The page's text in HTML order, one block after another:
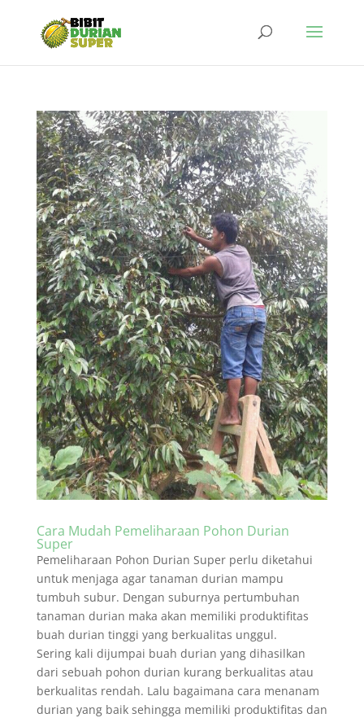
Cara Mudah Pemeliharaan Pohon Durian
Super
Pemeliharaan Pohon Durian Super perlu diketahui
untuk menjaga agar tanaman durian mampu
tumbuh subur. Dengan suburnya pertumbuhan
tanaman durian maka akan memiliki produktifitas
buah durian tinggi yang berkualitas unggul.
Sering kali dijumpai buah durian yang dihasilkan
dari sebuah pohon durian kurang berkualitas atau
berkualitas rendah. Lalu bagaimana cara menanam
durian yang baik sehingga memiliki produktifitas dan